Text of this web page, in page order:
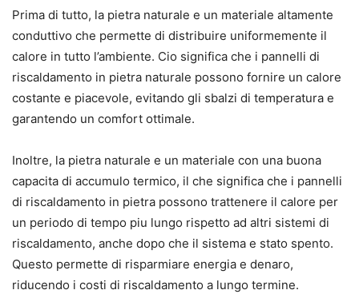
Prima di tutto, la pietra naturale e un materiale altamente
conduttivo che permette di distribuire uniformemente il
calore in tutto l’ambiente. Cio significa che i pannelli di
riscaldamento in pietra naturale possono fornire un calore
costante e piacevole, evitando gli sbalzi di temperatura e
garantendo un comfort ottimale.
Inoltre, la pietra naturale e un materiale con una buona
capacita di accumulo termico, il che significa che i pannelli
di riscaldamento in pietra possono trattenere il calore per
un periodo di tempo piu lungo rispetto ad altri sistemi di
riscaldamento, anche dopo che il sistema e stato spento.
Questo permette di risparmiare energia e denaro,
riducendo i costi di riscaldamento a lungo termine.